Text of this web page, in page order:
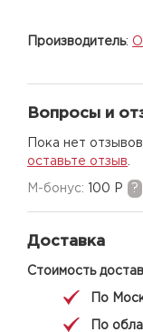
Производитель:
Вопросы и
Пока нет
оставьте отзыв
M-бонус: 100 Р ?
Доставка
Стоимость
По
По